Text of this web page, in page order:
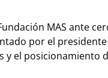
MAS ante
por el
y el posicionamiento